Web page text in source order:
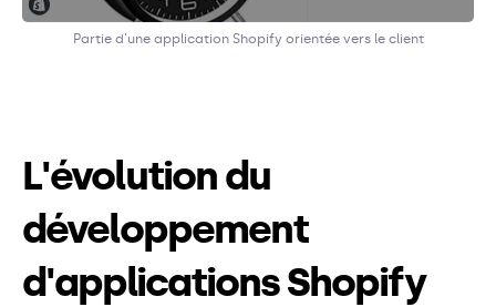
Partie d'une application Shopify orientée vers le client
L'évolution du
développement
d'applications Shopify